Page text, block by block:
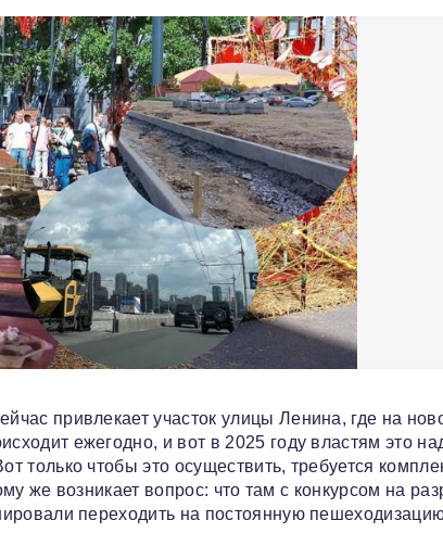
привлекает участок улицы Ленина, где на
ежегодно, и вот в 2025 году властям это
только чтобы это осуществить, требуется
же возникает вопрос: что там с конкурсом на
переходить на постоянную